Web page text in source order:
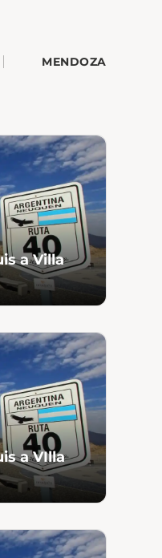
MENDOZA
a Villa
a VIlla